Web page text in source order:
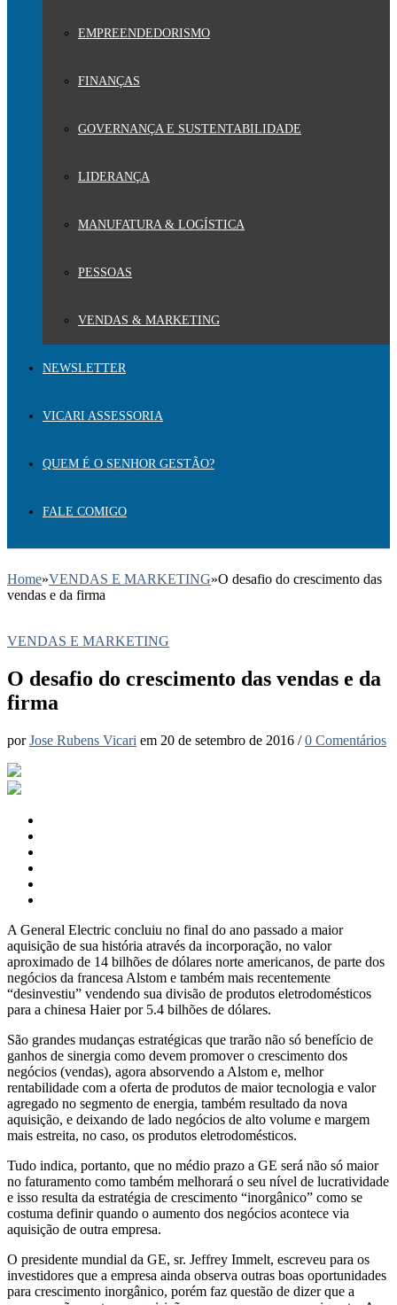
EMPREENDEDORISMO
FINANÇAS
GOVERNANÇA E SUSTENTABILIDADE
LIDERANÇA
MANUFATURA & LOGÍSTICA
PESSOAS
VENDAS & MARKETING
NEWSLETTER
VICARI ASSESSORIA
QUEM É O SENHOR GESTÃO?
FALE COMIGO
Home»VENDAS E MARKETING»O desafio do crescimento das
vendas e da firma
VENDAS E MARKETING
O desafio do crescimento das vendas e da
firma
porJose Rubens Vicari em 20 de setembro de 2016 /0 Comentários
A General Electric concluiu no final do ano passado a maior
aquisição de sua história através da incorporação, no valor
aproximado de 14 bilhões de dólares norte americanos, de parte dos
negócios da francesa Alstom e também mais recentemente
“desinvestiu” vendendo sua divisão de produtos eletrodomésticos
para a chinesa Haier por 5.4 bilhões de dólares.
São grandes mudanças estratégicas que trarão não só benefício de
ganhos de sinergia como devem promover o crescimento dos
negócios (vendas), agora absorvendo a Alstom e, melhor
rentabilidade com a oferta de produtos de maior tecnologia e valor
agregado no segmento de energia, também resultado da nova
aquisição, e deixando de lado negócios de alto volume e margem
mais estreita, no caso, os produtos eletrodomésticos.
Tudo indica, portanto, que no médio prazo a GE será não só maior
no faturamento como também melhorará o seu nível de lucratividade
e isso resulta da estratégia de crescimento “inorgânico” como se
costuma definir quando o aumento dos negócios acontece via
aquisição de outra empresa.
O presidente mundial da GE, sr. Jeffrey Immelt, escreveu para os
investidores que a empresa ainda observa outras boas oportunidades
para crescimento inorgânico, porém faz questão de dizer que a